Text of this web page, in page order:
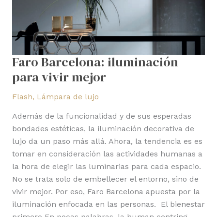
Faro Barcelona: iluminación
para vivir mejor
Flash, Lámpara de lujo
Además de la funcionalidad y de sus esperadas
bondades estéticas, la iluminación decorativa de
lujo da un paso más allá. Ahora, la tendencia es es
tomar en consideración las actividades humanas a
la hora de elegir las luminarias para cada espacio.
No se trata solo de embellecer el entorno, sino de
vivir mejor. Por eso, Faro Barcelona apuesta por la
iluminación enfocada en las personas. El bienestar